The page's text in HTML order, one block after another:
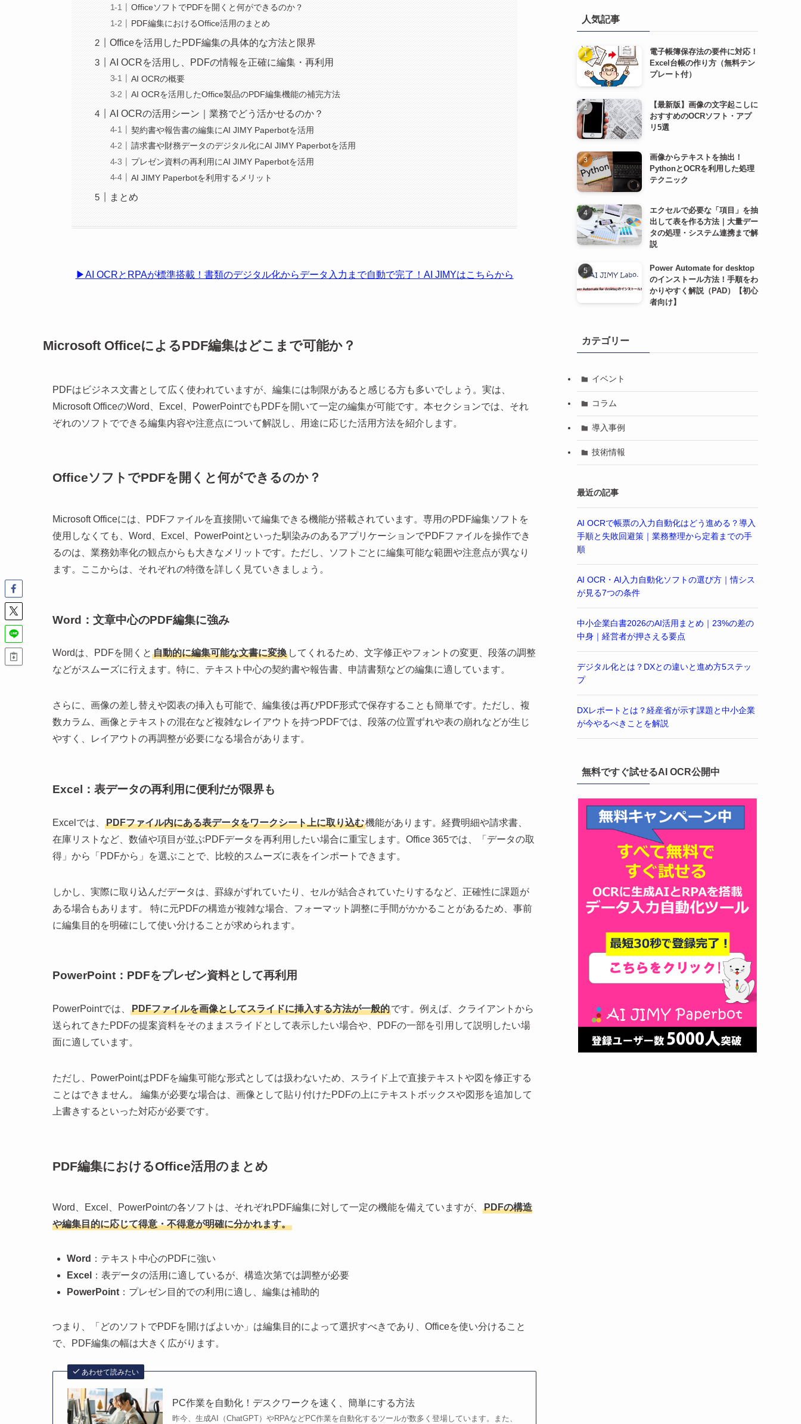
OfficeソフトでPDFを開くと何ができるのか？
PDF編集におけるOffice活用のまとめ
Officeを活用したPDF編集の具体的な方法と限界
AI OCRを活用し、PDFの情報を正確に編集・再利用
AI OCRの概要
AI OCRを活用したOffice製品のPDF編集機能の補完方法
AI OCRの活用シーン｜業務でどう活かせるのか？
契約書や報告書の編集にAI JIMY Paperbotを活用
請求書や財務データのデジタル化にAI JIMY Paperbotを活用
プレゼン資料の再利用にAI JIMY Paperbotを活用
AI JIMY Paperbotを利用するメリット
まとめ
▶AI OCRとRPAが標準搭載！書類のデジタル化からデータ入力まで自動で完了！AI JIMYはこちらから
Microsoft OfficeによるPDF編集はどこまで可能か？
PDFはビジネス文書として広く使われていますが、編集には制限があると感じる方も多いでしょう。実は、
Microsoft OfficeのWord、Excel、PowerPointでもPDFを開いて一定の編集が可能です。本セクションでは、それ
ぞれのソフトでできる編集内容や注意点について解説し、用途に応じた活用方法を紹介します。
OfficeソフトでPDFを開くと何ができるのか？
Microsoft Officeには、PDFファイルを直接開いて編集できる機能が搭載されています。専用のPDF編集ソフトを
使用しなくても、Word、Excel、PowerPointといった馴染みのあるアプリケーションでPDFファイルを操作でき
るのは、業務効率化の観点からも大きなメリットです。ただし、ソフトごとに編集可能な範囲や注意点が異なり
ます。ここからは、それぞれの特徴を詳しく見ていきましょう。
Word：文章中心のPDF編集に強み
Wordは、PDFを開くと 自動的に編集可能な文書に変換 してくれるため、文字修正やフォントの変更、段落の調整
などがスムーズに行えます。特に、テキスト中心の契約書や報告書、申請書類などの編集に適しています。
さらに、画像の差し替えや図表の挿入も可能で、編集後は再びPDF形式で保存することも簡単です。ただし、複
数カラム、画像とテキストの混在など複雑なレイアウトを持つPDFでは、段落の位置ずれや表の崩れなどが生じ
やすく、レイアウトの再調整が必要になる場合があります。
Excel：表データの再利用に便利だが限界も
Excelでは、 PDFファイル内にある表データをワークシート上に取り込む機能があります。経費明細や請求書、
在庫リストなど、数値や項目が並ぶPDFデータを再利用したい場合に重宝します。Office 365では、「データの取
得」から「PDFから」を選ぶことで、比較的スムーズに表をインポートできます。
しかし、実際に取り込んだデータは、罫線がずれていたり、セルが結合されていたりするなど、正確性に課題が
ある場合もあります。 特に元PDFの構造が複雑な場合、フォーマット調整に手間がかかることがあるため、事前
に編集目的を明確にして使い分けることが求められます。
PowerPoint：PDFをプレゼン資料として再利用
PowerPointでは、 PDFファイルを画像としてスライドに挿入する方法が一般的です。例えば、クライアントから
送られてきたPDFの提案資料をそのままスライドとして表示したい場合や、PDFの一部を引用して説明したい場
面に適しています。
ただし、PowerPointはPDFを編集可能な形式としては扱わないため、スライド上で直接テキストや図を修正する
ことはできません。 編集が必要な場合は、画像として貼り付けたPDFの上にテキストボックスや図形を追加して
上書きするといった対応が必要です。
PDF編集におけるOffice活用のまとめ
Word、Excel、PowerPointの各ソフトは、それぞれPDF編集に対して一定の機能を備えていますが、
PDFの構造
や編集目的に応じて得意・不得意が明確に分かれます。
Word ：テキスト中心のPDFに強い
Excel
：表データの活用に適しているが、構造次第では調整が必要
PowerPoint ：プレゼン目的での利用に適し、編集は補助的
つまり、「どのソフトでPDFを開けばよいか」は編集目的によって選択すべきであり、Officeを使い分けること
で、PDF編集の幅は大きく広がります。
あわせて読みたい
PC作業を自動化！デスクワークを速く、簡単にする方法
昨今、生成AI（ChatGPT）やRPAなどPC作業を自動化するツールが数多く登場しています。また、
人気記事
電子帳簿保存法の要件に対応！
Excel台帳の作り方（無料テン
プレート付）
【最新版】画像の文字起こしに
おすすめのOCRソフト・アプ
リ5選
画像からテキストを抽出！
PythonとOCRを利用した処理
テクニック
エクセルで必要な「項目」を抽
出して表を作る方法｜大量デー
タの処理・システム連携まで解
説
Power Automate for desktop
のインストール方法！手順をわ
かりやすく解説（PAD）【初心
者向け】
カテゴリー
イベント
コラム
導入事例
技術情報
最近の記事
AI OCRで帳票の入力自動化はどう進める？導入
手順と失敗回避策｜業務整理から定着までの手
順
AI OCR・AI入力自動化ソフトの選び方｜情シス
が見る7つの条件
中小企業白書2026のAI活用まとめ｜23%の差の
中身｜経営者が押さえる要点
デジタル化とは？DXとの違いと進め方5ステッ
プ
DXレポートとは？経産省が示す課題と中小企業
が今やるべきことを解説
無料ですぐ試せるAI OCR公開中